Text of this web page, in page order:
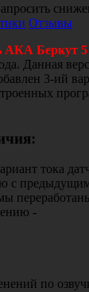
Отзывы
АКА Беркут 5
Данная
3-ий
тока
с
-
по